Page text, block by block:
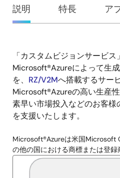
概
要
説明 特長 ア
説
明
「カスタムビジョンサービ
Microsoft®Azureによって生
を、 RZ/V2Mへ搭載するサー
Microsoft®Azureの高い生産
素早い市場投入などのお客
を支援いたします。
Microsoft®Azureは米国Microsoft
の他の国における商標または登録